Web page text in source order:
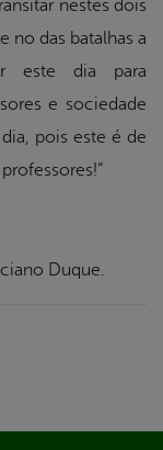
nestes dois
no das batalhas a
este dia para
e sociedade
pois este é de
Duque.